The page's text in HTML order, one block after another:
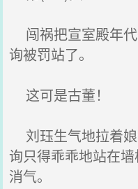
闯祸把宣室殿年
询被罚站了。
这可是古董！
刘珏生气地拉着
询只得乖乖地站在
消气。